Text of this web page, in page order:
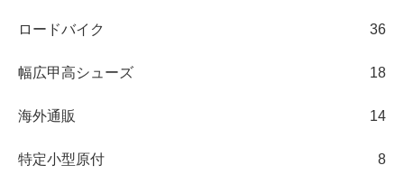
ロードバイク 36
幅広甲高シューズ 18
海外通販 14
特定小型原付 8